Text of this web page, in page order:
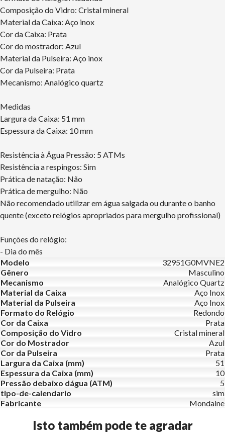
Composição do Vidro: Cristal mineral
Material da Caixa: Aço inox
Cor da Caixa: Prata
Cor do mostrador: Azul
Material da Pulseira: Aço inox
Cor da Pulseira: Prata
Mecanismo: Analógico quartz
Medidas
Largura da Caixa: 51 mm
Espessura da Caixa: 10 mm
Resistência à Água Pressão: 5 ATMs
Resistência a respingos: Sim
Prática de natação: Não
Prática de mergulho: Não
Não recomendado utilizar em água salgada ou durante o banho
quente (exceto relógios apropriados para mergulho profissional)
Funções do relógio:
- Dia do mês
Modelo
32951G0MVNE2
Gênero
Masculino
Mecanismo
Analógico Quartz
Material da Caixa
Aço Inox
Material da Pulseira
Aço Inox
Formato do Relógio
Redondo
Cor da Caixa
Prata
Composição do Vidro
Cristal mineral
Cor do Mostrador
Azul
Cor da Pulseira
Prata
Largura da Caixa (mm)
51
Espessura da Caixa (mm)
10
Pressão debaixo dágua (ATM)
5
tipo-de-calendario
sim
Fabricante
Mondaine
Isto também pode te agradar